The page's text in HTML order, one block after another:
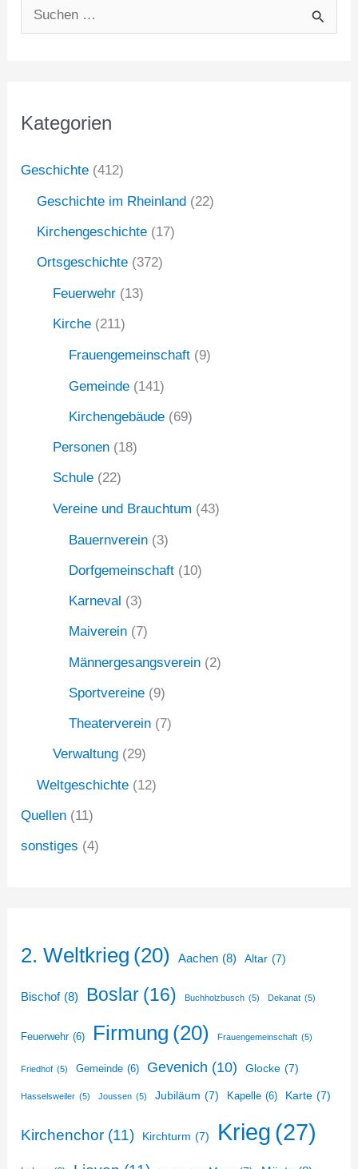
e
Kategorien
Geschichte (412)
Geschichte im Rheinland (22)
Kirchengeschichte (17)
Ortsgeschichte (372)
Feuerwehr (13)
Kirche (211)
Frauengemeinschaft (9)
Gemeinde (141)
Kirchengebäude (69)
Personen (18)
Schule (22)
Vereine und Brauchtum (43)
Bauernverein (3)
Dorfgemeinschaft (10)
Karneval (3)
Maiverein (7)
Männergesangsverein (2)
Sportvereine (9)
Theaterverein (7)
Verwaltung (29)
Weltgeschichte (12)
Quellen (11)
sonstiges (4)
2. Weltkrieg (20) Aachen (8) Altar (7)
Bischof (8) Boslar (16) Buchholzbusch (5) Dekanat (5)
Feuerwehr (6) Firmung (20) Frauengemeinschaft (5)
Friedhof (5) Gemeinde (6) Gevenich (10) Glocke (7)
Hasselsweiler (5) Joussen (5) Jubiläum (7) Kapelle (6) Karte (7)
Kirchenchor (11) Kirchturm (7) Krieg (27)